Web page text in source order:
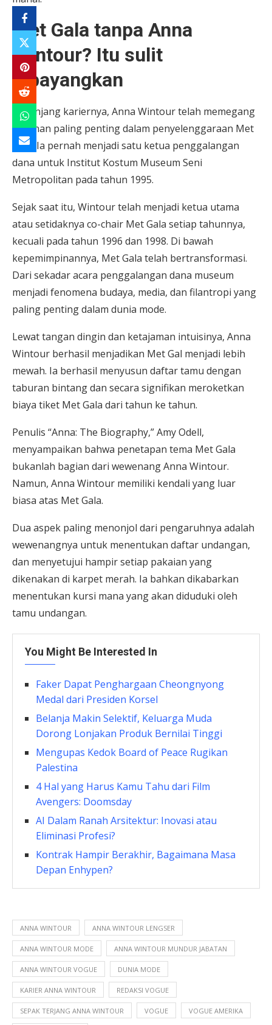
Met Gala tanpa Anna
Wintour? Itu sulit
dibayangkan
Sepanjang kariernya, Anna Wintour telah memegang
peranan paling penting dalam penyelenggaraan Met
Gala. Ia pernah menjadi satu ketua penggalangan
dana untuk Institut Kostum Museum Seni
Metropolitan pada tahun 1995.
Sejak saat itu, Wintour telah menjadi ketua utama
atau setidaknya co-chair Met Gala setiap tahunnya,
kecuali pada tahun 1996 dan 1998. Di bawah
kepemimpinannya, Met Gala telah bertransformasi.
Dari sekadar acara penggalangan dana museum
menjadi fenomena budaya, media, dan filantropi yang
paling penting dalam dunia mode.
Lewat tangan dingin dan ketajaman intuisinya, Anna
Wintour berhasil menjadikan Met Gal menjadi lebih
mewah. Ia berhasil menyusun daftar tamu dengan
taburan bintang dan secara signifikan meroketkan
biaya tiket Met Gala dari tahun ke tahun.
Penulis “Anna: The Biography,” Amy Odell,
menyampaikan bahwa penetapan tema Met Gala
bukanlah bagian dari wewenang Anna Wintour.
Namun, Anna Wintour memiliki kendali yang luar
biasa atas Met Gala.
Dua aspek paling menonjol dari pengaruhnya adalah
wewenangnya untuk menentukan daftar undangan,
dan menyetujui hampir setiap pakaian yang
dikenakan di karpet merah. Ia bahkan dikabarkan
menentukan kursi mana yang akan diduduki oleh
tamu undangan.
You Might Be Interested In
Faker Dapat Penghargaan Cheongnyong
Medal dari Presiden Korsel
Belanja Makin Selektif, Keluarga Muda
Dorong Lonjakan Produk Bernilai Tinggi
Mengupas Kedok Board of Peace Rugikan
Palestina
4 Hal yang Harus Kamu Tahu dari Film
Avengers: Doomsday
AI Dalam Ranah Arsitektur: Inovasi atau
Eliminasi Profesi?
Kontrak Hampir Berakhir, Bagaimana Masa
Depan Enhypen?
ANNA WINTOUR ANNA WINTOUR LENGSER
ANNA WINTOUR MODE ANNA WINTOUR MUNDUR JABATAN
ANNA WINTOUR VOGUE DUNIA MODE
KARIER ANNA WINTOUR REDAKSI VOGUE
SEPAK TERJANG ANNA WINTOUR VOGUE VOGUE AMERIKA